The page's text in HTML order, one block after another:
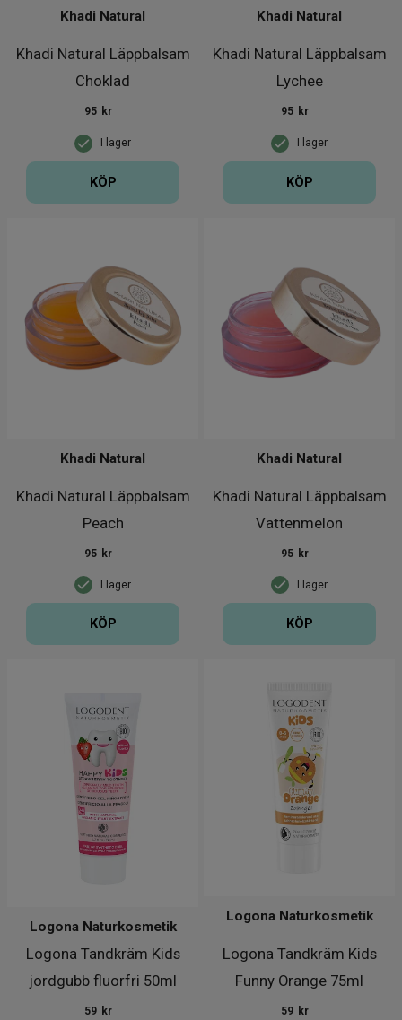
Khadi Natural Läppbalsam
Choklad
Khadi Natural
I lager
95 kr
KÖP
Khadi Natural Läppbalsam
Lychee
Khadi Natural
I lager
95 kr
KÖP
Khadi Natural Läppbalsam
Peach
Khadi Natural
I lager
95 kr
KÖP
Khadi Natural Läppbalsam
Vattenmelon
Khadi Natural
I lager
95 kr
KÖP
Logona Tandkräm Kids
jordgubb fluorfri 50ml
Logona Naturkosmetik
59 kr
Logona Tandkräm Kids
Funny Orange 75ml
Logona Naturkosmetik
59 kr